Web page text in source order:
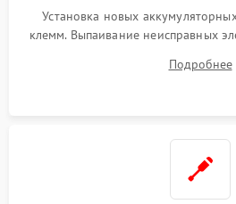
Установка новых
клемм. Выпаивание неисправных
цепи зарядки и монтаж
Восстановление поврежденных
Подробнее